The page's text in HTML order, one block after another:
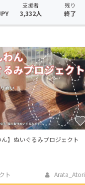
支援者
3,332人
残り
終了
ん】ぬいぐるみプロジェクト
ト
Arata_Atori